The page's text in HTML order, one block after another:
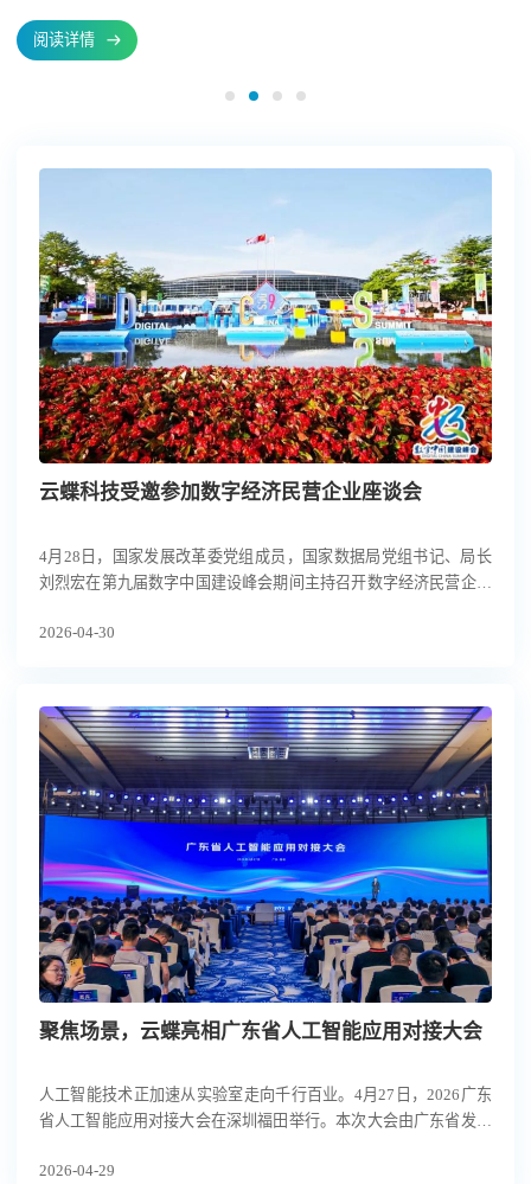
阅读详情
云蝶科技受邀参加数字经济民营企业座谈会
4月28日，国家发展改革委党组成员，国家数据局党组书记、局长
刘烈宏在第九届数字中国建设峰会期间主持召开数字经济民营企业
技、达瓦科技、尚跃智能、芯光智影、至期光子等9家数字经济民
能等方面听取意见建议。国家数据局党组成员、副局长夏冰出席会
议。
2026-04-30
聚焦场景，云蝶亮相广东省人工智能应用对接大会
人工智能技术正加速从实验室走向千行百业。4月27日，2026广东
省人工智能应用对接大会在深圳福田举行。本次大会由广东省发展
尖力量，吸引超千名代表参会，共同搭建人工智能应用场景对接、
2026-04-29